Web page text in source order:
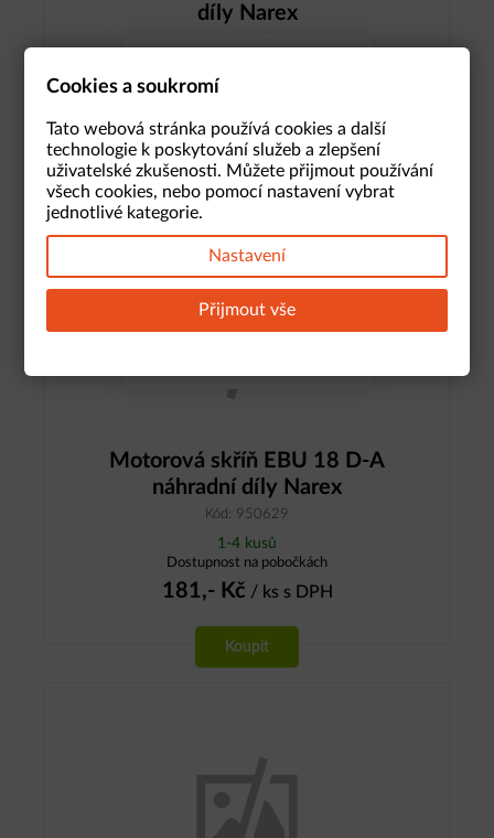
díly Narex
Dostupnost na pobočkách
159,- Kč/ ks s DPH
Koupit
Motorová skříň EBU 18 D-A
náhradní díly Narex
Kód: 950629
1-4 kusů
Dostupnost na pobočkách
181,-Kč / ks s DPH
Koupit
shromažďování a analýze
informací o výkonu a
používání webu, zajištění
fungování funkcí ze sociálních
médií a ke zlepšení a
reklam.
vše
cookies
Cookies a soukromí
Tato webová stránka používá cookies a další
technologie k poskytování služeb a zlepšení
uživatelské zkušenosti. Můžete přijmout používání
všech cookies, nebo pomocí nastavení vybrat
jednotlivé kategorie.
Nastavení
Přijmout vše